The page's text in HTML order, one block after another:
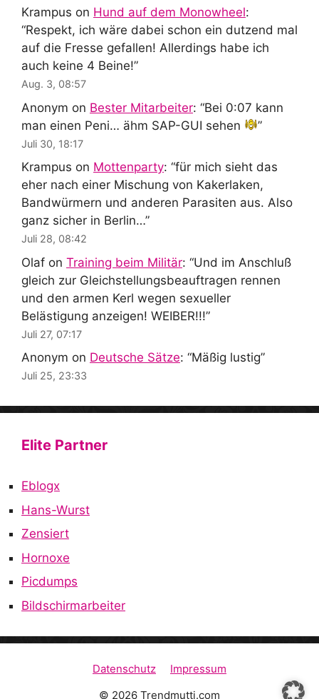
Krampus on Hund auf dem Monowheel:
“Respekt, ich wäre dabei schon ein dutzend mal
auf die Fresse gefallen! Allerdings habe ich
auch keine 4 Beine!”
Aug. 3, 08:57
Anonym on Bester Mitarbeiter: “Bei 0:07 kann
man einen Peni… ähm SAP-GUI sehen
”
Juli 30, 18:17
Krampus on Mottenparty: “für mich sieht das
eher nach einer Mischung von Kakerlaken,
Bandwürmern und anderen Parasiten aus. Also
ganz sicher in Berlin…”
Juli 28, 08:42
Olaf on Training beim Militär: “Und im Anschluß
gleich zur Gleichstellungsbeauftragen rennen
und den armen Kerl wegen sexueller
Belästigung anzeigen! WEIBER!!!”
Juli 27, 07:17
Anonym on Deutsche Sätze: “Mäßig lustig”
Juli 25, 23:33
Elite Partner
Eblogx
Hans-Wurst
Zensiert
Hornoxe
Picdumps
Bildschirmarbeiter
Datenschutz
Impressum
© 2026 Trendmutti.com